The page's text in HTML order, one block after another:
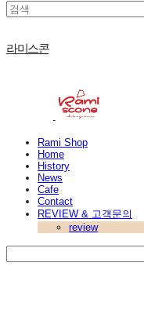
라미스콘
Rami Shop
Home
History
News
Cafe
Contact
REVIEW & 고객문의
review